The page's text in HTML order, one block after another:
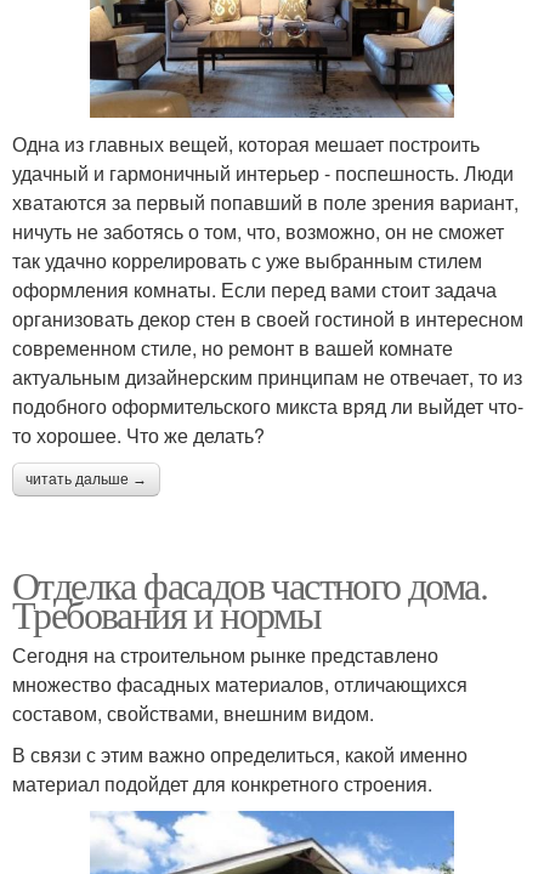
Одна из главных вещей, которая мешает построить
удачный и гармоничный интерьер - поспешность. Люди
хватаются за первый попавший в поле зрения вариант,
ничуть не заботясь о том, что, возможно, он не сможет
так удачно коррелировать с уже выбранным стилем
оформления комнаты. Если перед вами стоит задача
организовать декор стен в своей гостиной в интересном
современном стиле, но ремонт в вашей комнате
актуальным дизайнерским принципам не отвечает, то из
подобного оформительского микста вряд ли выйдет что-
то хорошее. Что же делать?
читать дальше →
Отделка фасадов частного дома.
Требования и нормы
Сегодня на строительном рынке представлено
множество фасадных материалов, отличающихся
составом, свойствами, внешним видом.
В связи с этим важно определиться, какой именно
материал подойдет для конкретного строения.